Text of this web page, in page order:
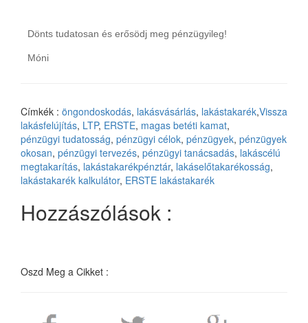
Dönts tudatosan és erősödj meg pénzügyileg!
Móni
Vissza
Címkék : öngondoskodás, lakásvásárlás, lakástakarék,
lakásfelújítás, LTP, ERSTE, magas betéti kamat,
pénzügyi tudatosság, pénzügyi célok, pénzügyek, pénzügyek
okosan, pénzügyi tervezés, pénzügyi tanácsadás, lakáscélú
megtakarítás, lakástakarékpénztár, lakáselőtakarékosság,
lakástakarék kalkulátor, ERSTE lakástakarék
Hozzászólások :
Oszd Meg a Cikket :